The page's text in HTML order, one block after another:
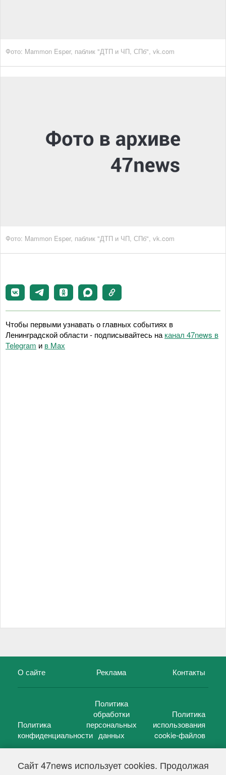
Сайт 47news использует cookies. Продолжая
Фото: Mammon Esper, паблик "ДТП и ЧП, СПб", vk.com
Фото: Mammon Esper, паблик "ДТП и ЧП, СПб", vk.com
Чтобы первыми узнавать о главных событиях в
Ленинградской области - подписывайтесь наканал 47news в
Telegram и в Maх
О сайте Реклама Контакты
Политика
конфиденциальности
Политика
обработки
персональных
данных
Политика
использования
cookie-файлов